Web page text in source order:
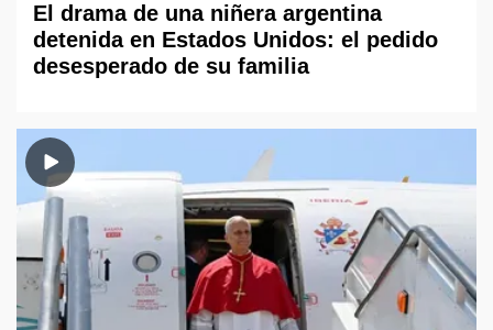
El drama de una niñera argentina
detenida en Estados Unidos: el pedido
desesperado de su familia